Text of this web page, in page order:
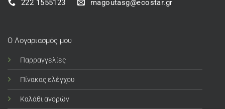
222 1555123 magoutasg@ecostar.gr
Ο Λογαριασμός μου
Παρραγγελίες
Πίνακας ελέγχου
Καλάθι αγορών